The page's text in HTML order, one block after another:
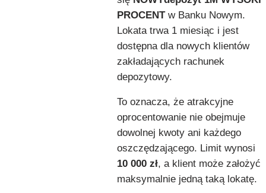
PROCENTw Banku Nowym.
Lokata trwa 1 miesiąc i jest
dostępna dla nowych klientów
zakładających rachunek
depozytowy.
To oznacza, że atrakcyjne
oprocentowanie nie obejmuje
dowolnej kwoty ani każdego
oszczędzającego. Limit wynosi
10 000 zł, a klient może założyć
maksymalnie jedną taką lokatę.